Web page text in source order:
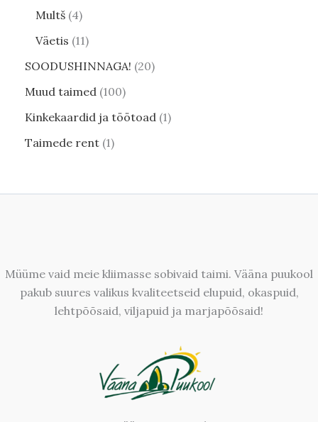
Multš 4
Väetis 11
SOODUSHINNAGA! 20
Muud taimed 100
Kinkekaardid ja töötoad 1
Taimede rent 1
Müüme vaid meie kliimasse sobivaid taimi. Vääna puukool
pakub suures valikus kvaliteetseid elupuid, okaspuid,
lehtpõõsaid, viljapuid ja marjapõõsaid!